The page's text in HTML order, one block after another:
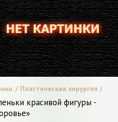
/ Пластическая хирургия /
/ Диета и питание. / Я Женщина
красивой фигуры -